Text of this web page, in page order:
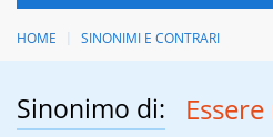
HOME SINONIMI E CONTRARI
Sinonimo di: